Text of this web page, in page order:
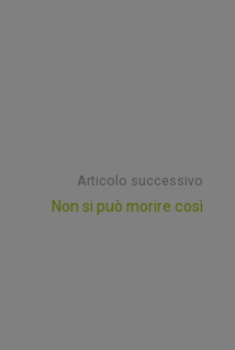
Articolo successivo
Non si può morire così